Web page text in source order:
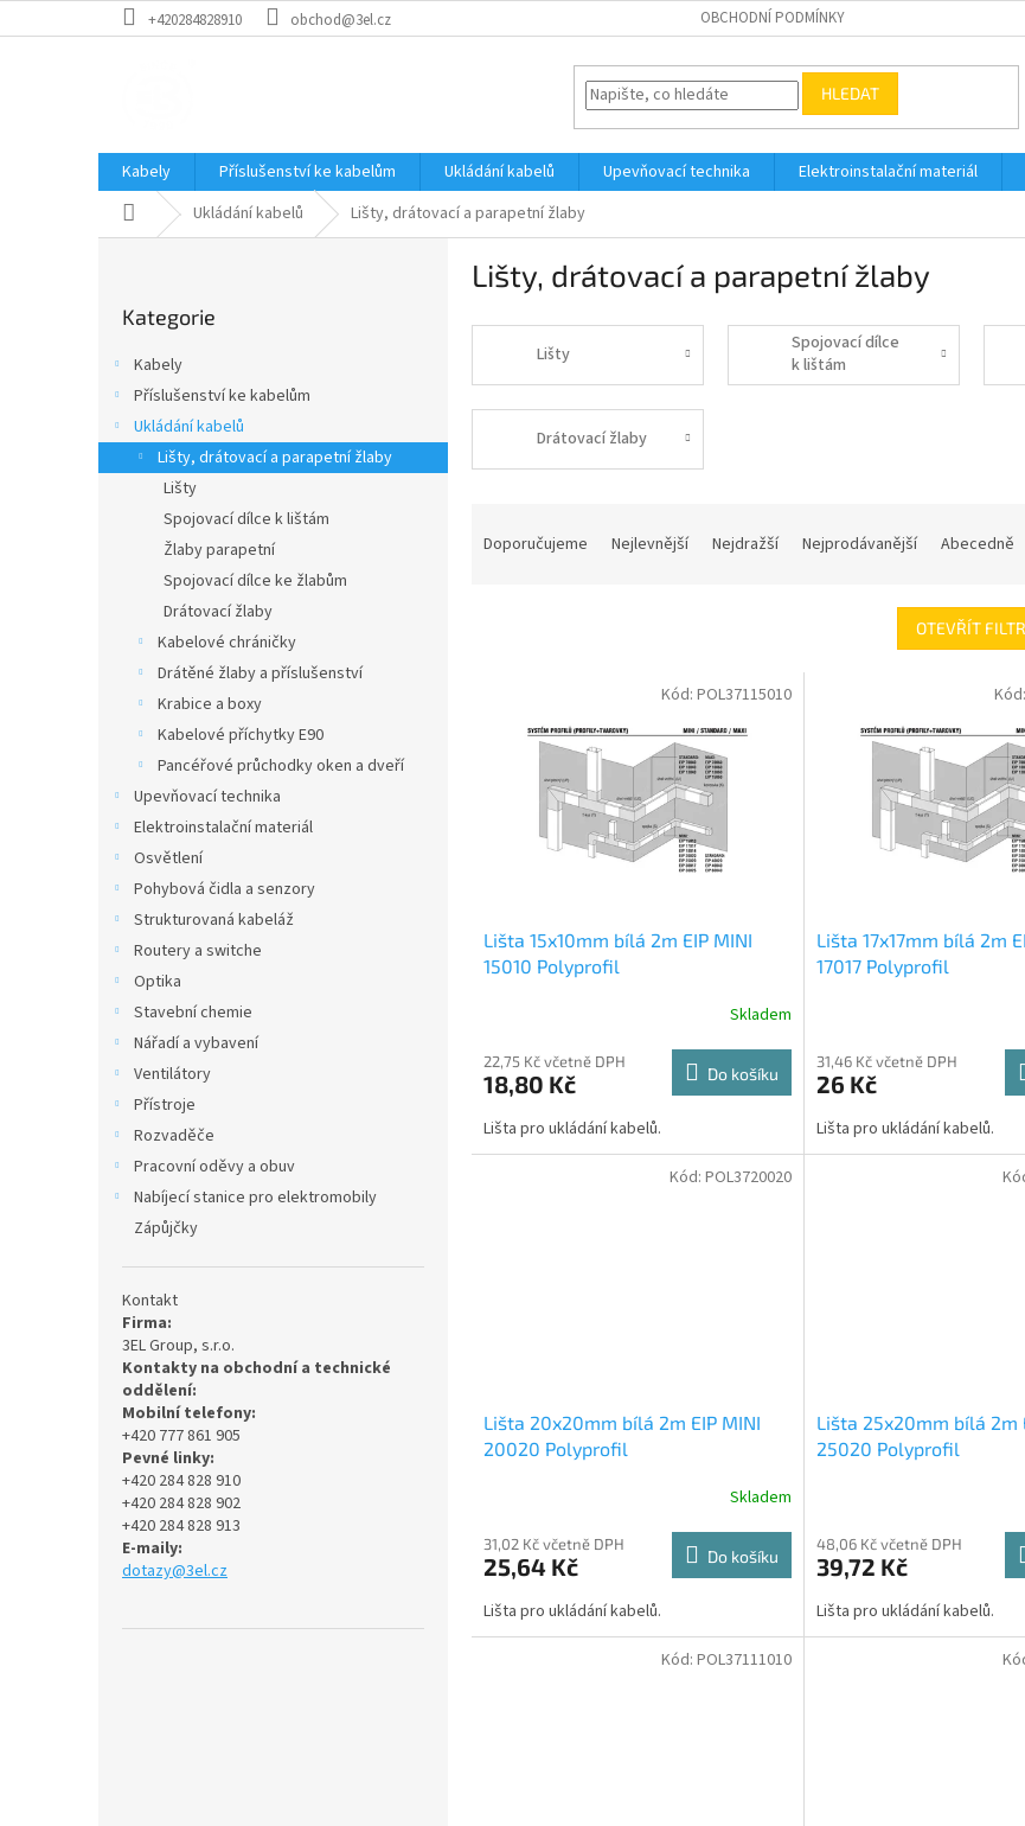
na
+420284828910 obchod@3el.cz OBCHODNÍ PODMÍNKY
HLEDAT
Kabely Příslušenství ke kabelům Ukládání kabelů Upevňovací technika Elektroinstalační materiál
Domů Ukládání kabelů Lišty, drátovací a parapetní žlaby
kategorie
Kategorie
Kabely
Příslušenství ke kabelům
Ukládání kabelů
Lišty, drátovací a parapetní žlaby
Lišty
Spojovací dílce k lištám
Žlaby parapetní
Spojovací dílce ke žlabům
Drátovací žlaby
Kabelové chráničky
Drátěné žlaby a příslušenství
Krabice a boxy
Kabelové příchytky E90
Pancéřové průchodky oken a dveří
Upevňovací technika
Elektroinstalační materiál
Osvětlení
Pohybová čidla a senzory
Strukturovaná kabeláž
Routery a switche
Optika
Stavební chemie
Nářadí a vybavení
Ventilátory
Přístroje
Rozvaděče
Pracovní oděvy a obuv
Nabíjecí stanice pro elektromobily
Zápůjčky
Kontakt
Firma:
3EL Group, s.r.o.
Kontakty na obchodní a technické
oddělení:
Mobilní telefony:
+420 777 861 905
Pevné linky:
+420 284 828 910
+420 284 828 902
+420 284 828 913
E-maily:
dotazy@3el.cz
Lišty, drátovací a parapetní žlaby
Lišty
Spojovací dílce
k lištám
Drátovací žlaby
Doporučujeme Nejlevnější Nejdražší Nejprodávanější Abecedně
OTEVŘÍT FILTR
Lišta 15x10mm bílá 2m EIP MINI
15010 Polyprofil
Skladem
22,75 Kč včetně DPH
18,80 Kč Do košíku
Lišta pro ukládání kabelů.
Kód: POL37115010
Lišta 17x17mm bílá 2m
17017 Polyprofil
31,46 Kč včetně DPH
26 Kč
Lišta pro ukládání kabelů.
Kód:
Lišta 20x20mm bílá 2m EIP MINI
20020 Polyprofil
Skladem
31,02 Kč včetně DPH
25,64 Kč Do košíku
Lišta pro ukládání kabelů.
Kód: POL3720020
Lišta 25x20mm bílá 2m
25020 Polyprofil
48,06 Kč včetně DPH
39,72 Kč
Lišta pro ukládání kabelů.
Kód: POL37111010